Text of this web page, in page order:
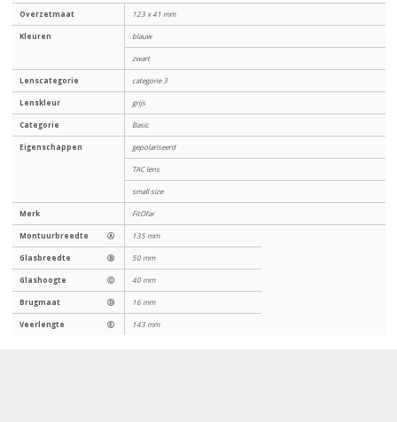
Overzetmaat 123 x 41 mm
Kleuren blauw
zwart
Lenscategorie categorie 3
Lenskleur grijs
Categorie Basic
Eigenschappen gepolariseerd
TAC lens
small size
Merk FitOfar
Montuurbreedte Ⓐ 135 mm
Glasbreedte Ⓑ 50 mm
Glashoogte Ⓒ 40 mm
Brugmaat Ⓓ 16 mm
Veerlengte Ⓔ 143 mm